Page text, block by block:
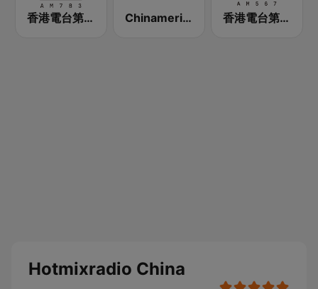
香港電台第五台 - RTHK Radio 5 Chinamerica Radio 中美电台 香港電台第三台 RTHK Radio 3
Hotmixradio China